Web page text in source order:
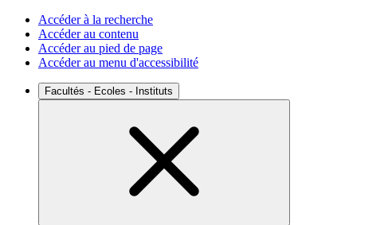
Accéder à la recherche
Accéder au contenu
Accéder au pied de page
Accéder au menu d'accessibilité
Facultés - Ecoles - Instituts